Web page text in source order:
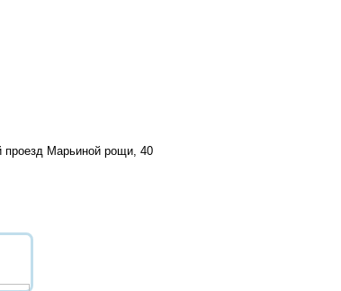
проезд Марьиной рощи, 40